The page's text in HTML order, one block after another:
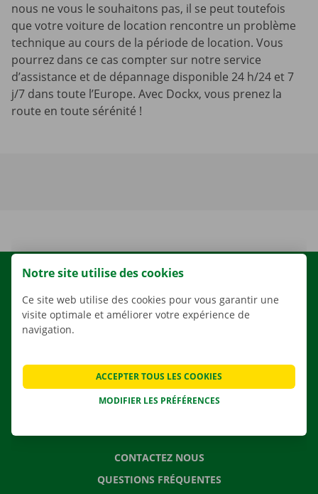
nous ne vous le souhaitons pas, il se peut toutefois
que votre voiture de location rencontre un problème
technique au cours de la période de location. Vous
pourrez dans ce cas compter sur notre service
d’assistance et de dépannage disponible 24 h/24 et 7
j/7 dans toute l’Europe. Avec Dockx, vous prenez la
route en toute sérénité !
LOCATION
NOS VÉHICULES
APPLI
SOLUTIONS DE DÉMÉNAGEMENT
CONTACTEZ NOUS
QUESTIONS FRÉQUENTES
Notre site utilise des cookies
Ce site web utilise des cookies pour vous garantir une
visite optimale et améliorer votre expérience de
navigation.
MODIFIER LES PRÉFÉRENCES
ACCEPTER TOUS LES COOKIES